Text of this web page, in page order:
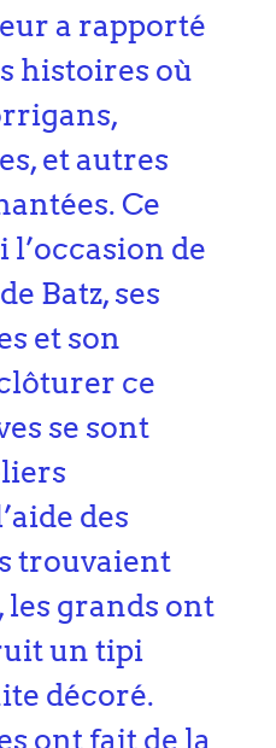
a rapporté
histoires où
et autres
Ce
l’occasion de
Batz, ses
et son
ce
se sont
des
trouvaient
les grands ont
un tipi
décoré.
ont fait de la